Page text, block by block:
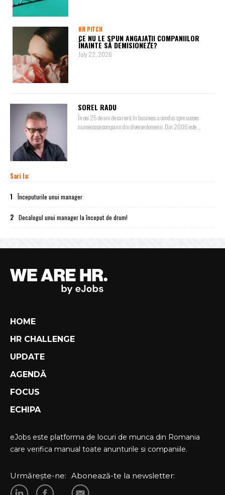
HR PITCH
CE NU LE SPUN ANGAJAȚII COMPANIILOR
ÎNAINTE SĂ DEMISIONEZE?
July 22, 2026
SOREL RADU
În cei 25 de ani de carieră în business a condus spre succes
numeroase companii din diverse domenii. Din 2006 este ...
Sari la:
1 Începuturile unui manager
2 Decalogul unui manager la început de drum!
HOME
HR CHALLENGE
UPDATE
AGENDĂ
FOCUS
ECHIPA
eJobs este platforma de locuri de munca din Romania
care verifica manual toate anunturile si companiile.
Urmărește-ne: Abonează-te la newsletter: